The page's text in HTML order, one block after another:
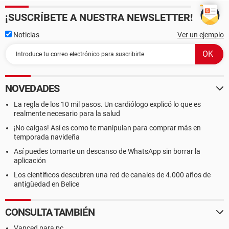
Controlador USB1 VIA VT83C572 PCI-USB Controller
Controlador USB1 VIA VT83C572 PCI-USB Controller
Controlador USB1 VIA VT83C572 PCI-USB Controller
Controlador USB2 VIA USB 2.0 Enhanced Host Controller
--------[ DMI ]---------------------------------------------------------------------------------------
------------------
Propiedades de la BIOS:
Vendedor Phoenix Technologies, LTD
Versión 6.00 PG
Fecha de salida 04/21/2006
Tamaño 512 KB
ATAPI ZIP, LS-120
Funciones disponibles Flash BIOS, Shadow BIOS, Selectable
Boot, EDD, BBS
Standards soportados DMI, APM, ACPI, PnP
¡SUSCRÍBETE A NUESTRA NEWSLETTER!
Noticias Ver un ejemplo
NOVEDADES
La regla de los 10 mil pasos. Un cardiólogo explicó lo que es
realmente necesario para la salud
¡No caigas! Así es como te manipulan para comprar más en
temporada navideña
Así puedes tomarte un descanso de WhatsApp sin borrar la
aplicación
Los científicos descubren una red de canales de 4.000 años de
antigüedad en Belice
CONSULTA TAMBIÉN